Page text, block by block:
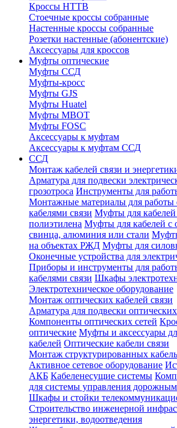
Кроссы HTTB
Стоечные кроссы собранные
Настенные кроссы собранные
Розетки настенные (абонентские)
Аксессуары для кроссов
Муфты оптические
Муфты ССД
Муфты-кросс
Муфты GJS
Муфты Huatel
Муфты МВОТ
Муфты FOSC
Аксессуары к муфтам
Аксессуары к муфтам ССД
ССД
Монтаж кабелей связи и
Арматура для подвески
грозотроса Инструменты для
Монтажные материалы для работы
кабелями связи Муфты для
полиэтилена Муфты для кабелей с
свинца, алюминия или стали
на объектах РЖД Муфты для
Оконечные устройства для
Приборы и инструменты для
кабелями связи Шкафы
Электротехническое оборудование
Монтаж оптических кабелей связи
Арматура для подвески
Компоненты оптических сетей
оптические Муфты и аксессуары
кабелей Оптические кабели связи
Монтаж структурированных
Активное сетевое оборудование
АКБ Кабеленесущие системы
для системы управления
Шкафы и стойки
Строительство инженерной
энергетики, водоотведения